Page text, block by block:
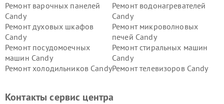
Ремонт варочных панелей
Candy
Ремонт водонагревателей
Candy
Ремонт духовых шкафов
Candy
Ремонт микроволновых
печей Candy
Ремонт посудомоечных
машин Candy
Ремонт стиральных машин
Candy
Ремонт холодильников CandyРемонт телевизоров Candy
Контакты сервис центра